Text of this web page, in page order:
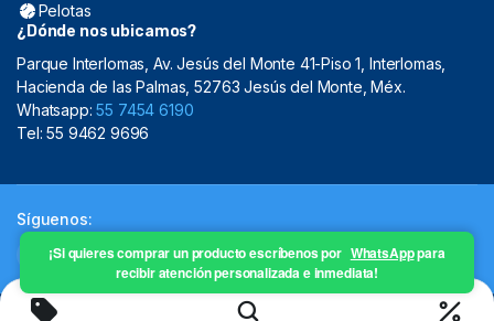
Pelotas
¿Dónde nos ubicamos?
Parque Interlomas, Av. Jesús del Monte 41-Piso 1, Interlomas,
Hacienda de las Palmas, 52763 Jesús del Monte, Méx.
Whatsapp:55 7454 6190
Tel: 55 9462 9696
Síguenos:
¡Si quieres comprar un producto escríbenos por WhatsApppara
recibir atención personalizada e inmediata!